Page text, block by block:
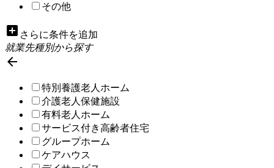
その他
add_box さらに条件を追加
就業先種別から探す

特別養護老人ホーム
介護老人保健施設
有料老人ホーム
サービス付き高齢者住宅
グループホーム
ケアハウス